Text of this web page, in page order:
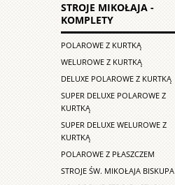
STROJE MIKOŁAJA -
KOMPLETY
POLAROWE Z KURTKĄ
WELUROWE Z KURTKĄ
DELUXE POLAROWE Z KURTKĄ
SUPER DELUXE POLAROWE Z
KURTKĄ
SUPER DELUXE WELUROWE Z
KURTKĄ
POLAROWE Z PŁASZCZEM
STROJE ŚW. MIKOŁAJA BISKUPA